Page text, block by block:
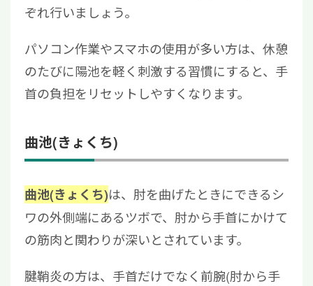
ぞれ行いましょう。
パソコン作業やスマホの使用が多い方は、休憩
のたびに陽池を軽く刺激する習慣にすると、手
首の負担をリセットしやすくなります。
曲池(きょくち)
曲池(きょくち)は、肘を曲げたときにできるシ
ワの外側端にあるツボで、肘から手首にかけて
の筋肉と関わりが深いとされています。
腱鞘炎の方は、手首だけでなく前腕(肘から手